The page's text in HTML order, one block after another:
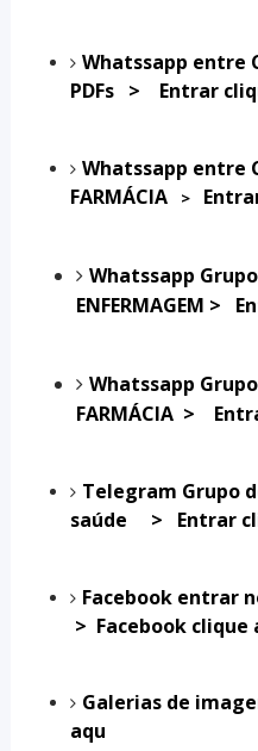
Whatssapp entre
PDFs > Entrar
Whatssapp entre
FARMÁCIA
>
Whatssapp
ENFERMAGEM >
Whatssapp
FARMÁCIA >
Telegram Grupo
saúde >
Entrar
Facebook entrar
> Facebook clique
Galerias de
aqu